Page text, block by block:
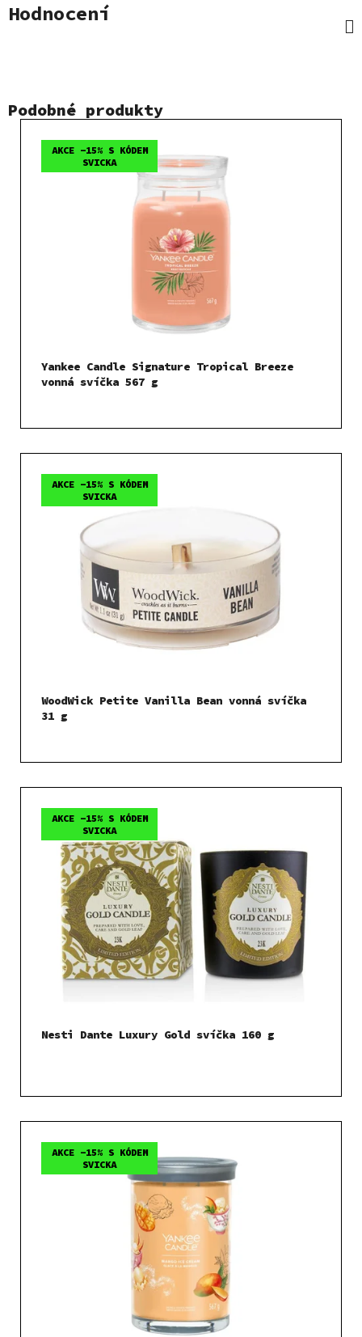
Hodnocení
Podobné produkty
AKCE -15% S KÓDEM
SVICKA
Yankee Candle Signature Tropical Breeze
vonná svíčka 567 g
AKCE -15% S KÓDEM
SVICKA
WoodWick Petite Vanilla Bean vonná svíčka
31 g
AKCE -15% S KÓDEM
SVICKA
Nesti Dante Luxury Gold svíčka 160 g
AKCE -15% S KÓDEM
SVICKA